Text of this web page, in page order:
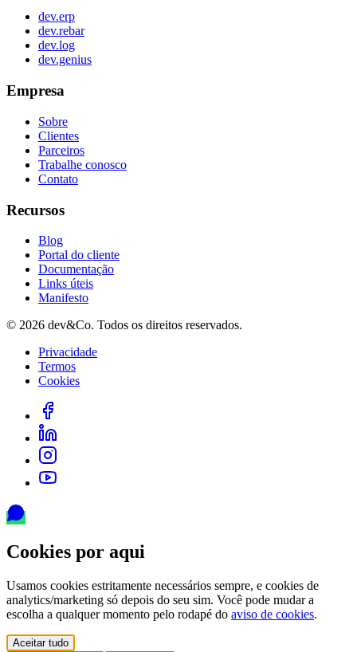
dev.erp
dev.rebar
dev.log
dev.genius
Empresa
Sobre
Clientes
Parceiros
Trabalhe conosco
Contato
Recursos
Blog
Portal do cliente
Documentação
Links úteis
Manifesto
© 2026 dev&Co. Todos os direitos reservados.
Privacidade
Termos
Cookies
Cookies por aqui
Usamos cookies estritamente necessários sempre, e cookies de
analytics/marketing só depois do seu sim. Você pode mudar a
escolha a qualquer momento pelo rodapé do aviso de cookies.
Aceitar tudo